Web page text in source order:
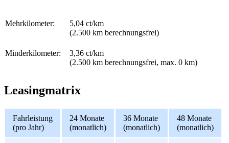
Mehrkilometer:
5,04 ct/km
(2.500 km berechnungsfrei)
Minderkilometer:
3,36 ct/km
(2.500 km berechnungsfrei, max. 0 km)
Leasingmatrix
Fahrleistung
(pro Jahr)
24 Monate
(monatlich)
36 Monate
(monatlich)
48 Monate
(monatlich)